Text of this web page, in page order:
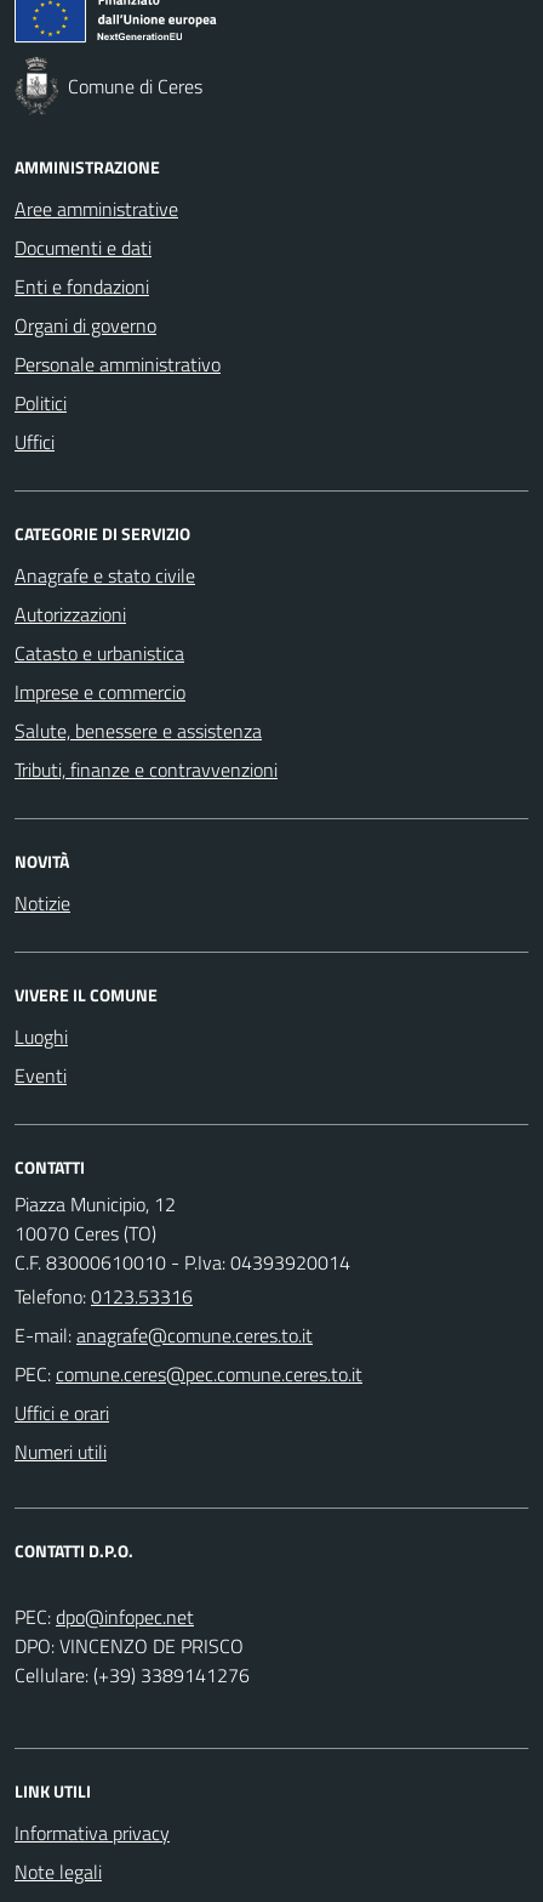
Comune di Ceres
AMMINISTRAZIONE
Aree amministrative
Documenti e dati
Enti e fondazioni
Organi di governo
Personale amministrativo
Politici
Uffici
CATEGORIE DI SERVIZIO
Anagrafe e stato civile
Autorizzazioni
Catasto e urbanistica
Imprese e commercio
Salute, benessere e assistenza
Tributi, finanze e contravvenzioni
NOVITÀ
Notizie
VIVERE IL COMUNE
Luoghi
Eventi
CONTATTI
Piazza Municipio, 12
10070 Ceres (TO)
C.F. 83000610010 - P.Iva: 04393920014
Telefono:0123.53316
E-mail:
PEC:
Uffici e orari
Numeri utili
CONTATTI D.P.O.
PEC:
DPO: VINCENZO DE PRISCO
Cellulare: (+39) 3389141276
LINK UTILI
Informativa privacy
Note legali